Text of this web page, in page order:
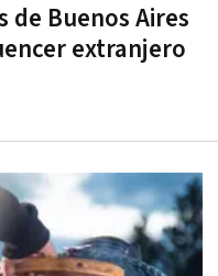
de Buenos Aires
extranjero